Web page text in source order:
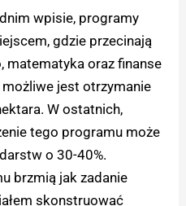
wpisie, programy
gdzie przecinają
matematyka oraz finanse
jest otrzymanie
W ostatnich,
tego programu może
o 30-40%.
brzmią jak zadanie
skonstruować